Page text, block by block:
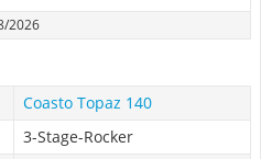
2026
Coasto Topaz 140
3-Stage-Rocker